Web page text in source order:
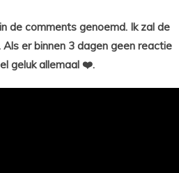
de comments genoemd. Ik zal de
er binnen 3 dagen geen reactie
geluk allemaal ❤️.